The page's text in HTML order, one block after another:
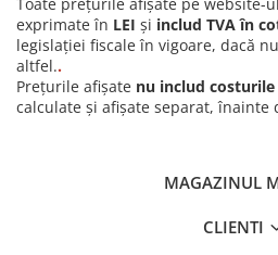
exprimate în LEI și includ TVA în
legislației fiscale în vigoare, dacă
altfel..
Prețurile afișate nu includ
calculate și afișate separat, înainte
MAGAZINUL
CLIENTI